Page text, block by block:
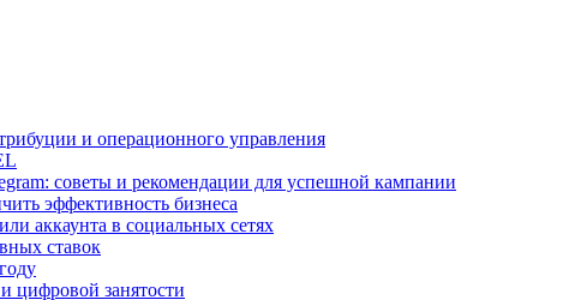
и операционного управления
советы и рекомендации для успешной кампании
эффективность бизнеса
аккаунта в социальных сетях
ставок
цифровой занятости